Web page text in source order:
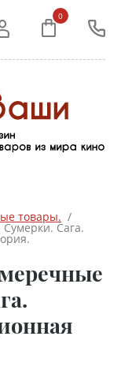
0
товары.
  /
Сага.